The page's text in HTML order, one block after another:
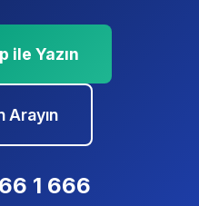
ile Yazın
Arayın
1 666